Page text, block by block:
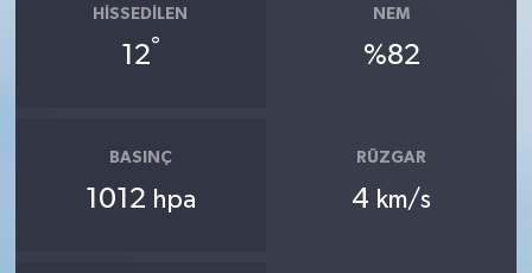
HISSEDILEN
12°
NEM
%82
BASINÇ
1012 hpa
RÜZGAR
4 km/s